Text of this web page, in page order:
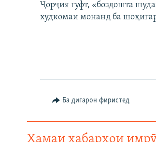
Ҷорҷия гуфт, «боздошта
худкомаи монанд ба
Ба дигарон фиристед